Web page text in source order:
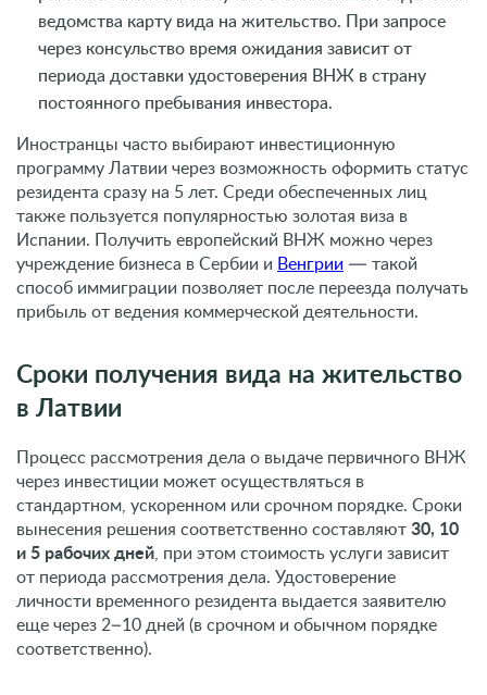
ведомства карту вида на жительство. При запросе
через консульство время ожидания зависит от
периода доставки удостоверения ВНЖ в страну
постоянного пребывания инвестора.
Иностранцы часто выбирают инвестиционную
программу Латвии через возможность оформить статус
резидента сразу на 5 лет. Среди обеспеченных лиц
также пользуется популярностью золотая виза в
Испании. Получить европейский ВНЖ можно через
учреждение бизнеса в Сербии и Венгрии — такой
способ иммиграции позволяет после переезда получать
прибыль от ведения коммерческой деятельности.
Сроки получения вида на жительство
в Латвии
Процесс рассмотрения дела о выдаче первичного ВНЖ
через инвестиции может осуществляться в
стандартном, ускоренном или срочном порядке. Сроки
вынесения решения соответственно составляют 30, 10
и 5 рабочих дней, при этом стоимость услуги зависит
от периода рассмотрения дела. Удостоверение
личности временного резидента выдается заявителю
еще через 2–10 дней (в срочном и обычном порядке
соответственно).